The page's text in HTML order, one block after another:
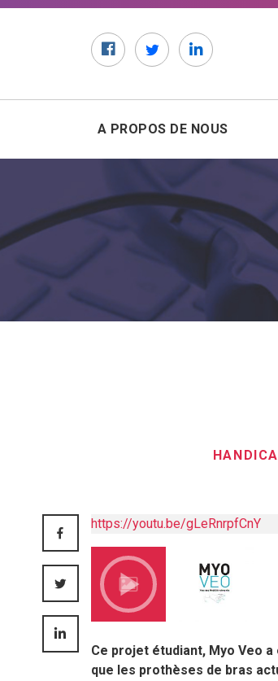
FacebookTwitterLinkedIn
A PROPOS DE NOUS
FACEBOOK
TWITTER
LINKEDIN
https://youtu.be/gLeRnrpfCnY
Ce projet étudiant, Myo Veo
que les prothèses de bras